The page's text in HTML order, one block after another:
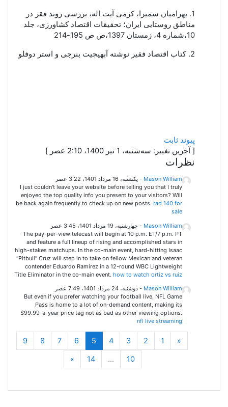
1. بهرامیان سمیرا، کرمی آیت اله، بررسی روند فقر در
مناطق روستایی ایران؛ تحقیقات اقتصاد کشاورزی، جلد
10،شماره 4، زمستان 1397،ص ص 195-214
2. کتاب اقتصاد فقیر نوشته آبهیجیت بنرجی و استر دوفلو
پیوند ثابت
[ آخرین تغییر: سه‌شنبه، 1 تیر 1400، 2:10 عصر ]
نظرات
Mason William
- یکشنبه، 16 مرداد 1401، 3:22 عصر
I just couldn't leave your website before telling you that I truly
enjoyed the top quality info you present to your visitors? Will
be back again frequently to check up on new posts. rad 140 for
sale
Mason William
- چهارشنبه، 19 مرداد 1401، 3:45 عصر
The pay-per-view telecast will begin at 10 p.m. ET/7 p.m. PT
and feature a full lineup of rising and accomplished stars in
high-stakes matchups. In the co-main event, hard-hitting Isaac
“Pitbull” Cruz will step in to take on fellow Mexican and veteran
contender Eduardo Ramírez in a 12-round WBC Lightweight
Title Eliminator in the co-main event. how to watch ortiz vs ruiz
Mason William
-دوشنبه، 24 مرداد 1401، 7:49 عصر
But even if you prefer watching your football live, NFL Game
Pass is home to a lot of on-demand content, making its
$99.99-a-year price tag not as bad as other viewing options.
nfl live streaming
«قبلی1
2
3
4
5
(current)
6
7
8
9
10
…
14
»